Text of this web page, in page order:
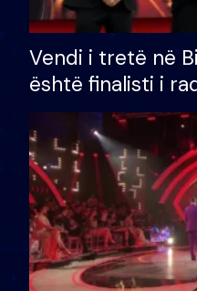
Vendi i tretë në
është finalisti i